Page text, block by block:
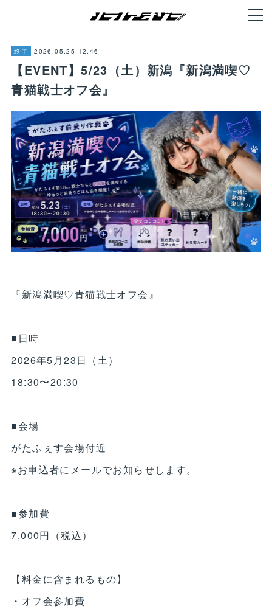
終了 2026.05.25 12:46
【EVENT】5/23（土）新潟『新潟満喫♡
青猫戦士オフ会』
『新潟満喫♡青猫戦士オフ会』
■日時
2026年5月23日（土）
18:30〜20:30
■会場
がたふぇす会場付近
※お申込者にメールでお知らせします。
■参加費
7,000円（税込）
【料金に含まれるもの】
・オフ会参加費